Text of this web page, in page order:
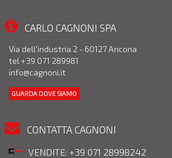
CARLO CAGNONI SPA
Via dell'industria 2 - 60127 Ancona
tel +39 071 289981
info@cagnoni.it
GUARDA DOVE SIAMO
CONTATTA CAGNONI
VENDITE: +39 071 28998242